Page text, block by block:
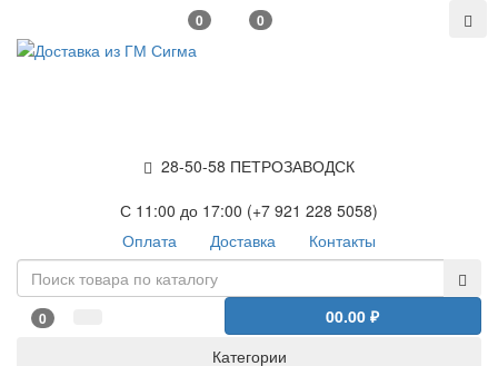
0 0
28-50-58 ПЕТРОЗАВОДСК
С 11:00 до 17:00 (+7 921 228 5058)
Оплата
Доставка Контакты
0 00.00 ₽
Категории